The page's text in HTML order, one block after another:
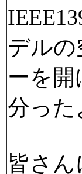
デル
ーを開
分った
皆さ